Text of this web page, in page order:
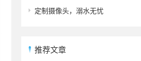
定制摄像头，溺水无忧
推荐文章